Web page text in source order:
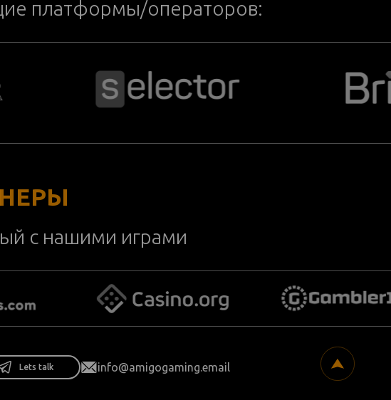
платформы/операторов:
с нашими играми
Lets talk info@amigogaming.email